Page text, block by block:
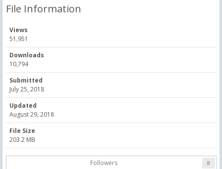
File Information
Views
51,951
Downloads
10,794
Submitted
July 25, 2018
Updated
August 29, 2018
File Size
203.2 MB
Followers 8